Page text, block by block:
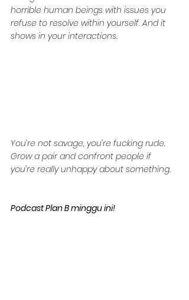
horrible human beings with issues you
refuse to resolve within yourself. And it
shows in your interactions.
You’re not savage, you’re fucking rude.
Grow a pair and confront people if
you’re really unhappy about something.
Podcast Plan B minggu ini!